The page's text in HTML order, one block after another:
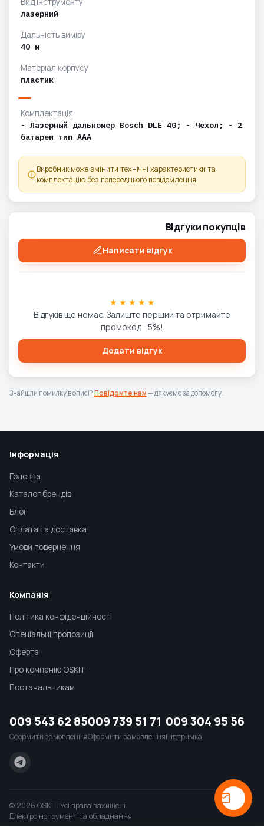
лазерний
Дальність виміру
40 м
Матеріал корпусу
пластик
Комплектація
- Лазерный дальномер Bosch DLE 40; - Чехол; - 2
батареи тип ААА
Виробник може змінити технічні характеристики та
комплектацію без попереднього повідомлення.
Відгуки покупців
Написати відгук
★ ★ ★ ★ ★
Відгуків ще немає. Залиште перший та отримайте
промокод −5%!
Додати відгук
Знайшли помилку в описі? Повідомте нам — дякуємо за допомогу.
Інформація
Головна
Каталог брендів
Блог
Оплата та доставка
Умови повернення
Контакти
Компанія
Політика конфіденційності
Спеціальні пропозиції
Оферта
Про компанію OSKIT
Постачальникам
009 543 62 85
Оформити замовлення
009 739 51 71
Оформити замовлення
009 304 95 56
Підтримка
© 2026 OSKIT. Усі права захищені.
Електроінструмент та обладнання